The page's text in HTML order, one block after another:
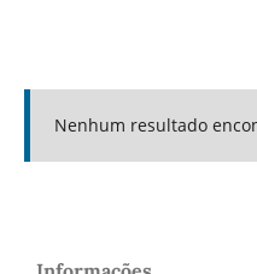
Nenhum resultado